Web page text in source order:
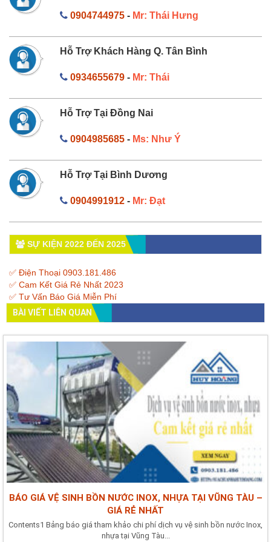
0904744975- Mr: Thái Hưng
Hỗ Trợ Khách Hàng Q. Tân Bình
0934655679- Mr: Thái
Hỗ Trợ Tại Đồng Nai
0904985685- Ms: Như Ý
Hỗ Trợ Tại Bình Dương
0904991912- Mr: Đạt
SỰ KIỆN 2022 ĐẾN 2025
✅ Điện Thoại 0903.181.486
✅ Cam Kết Giá Rẻ Nhất 2023
✅ Tư Vấn Báo Giá Miễn Phí
BÀI VIẾT LIÊN QUAN
BÁO GIÁ VỆ SINH BỒN NƯỚC INOX, NHỰA TẠI VŨNG TÀU –
GIÁ RẺ NHẤT
Contents1 Bảng báo giá tham khảo chi phí dịch vụ vệ sinh bồn nước Inox,
nhựa tại Vũng Tàu...